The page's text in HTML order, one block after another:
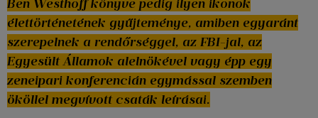
Ben Westhoff könyve pedig ilyen ikonok
élettörténetének gyűjteménye, amiben egyaránt
szerepelnek a rendőrséggel, az FBI-jal, az
Egyesült Államok alelnökével vagy épp egy
zeneipari konferencián egymással szemben
ököllel megvívott csaták leírásai.